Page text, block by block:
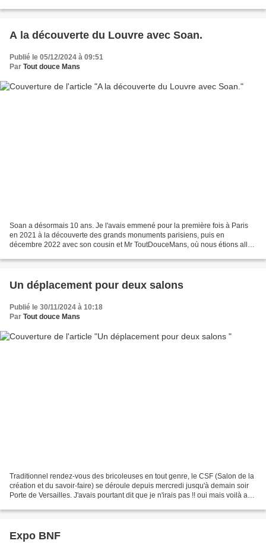
A la découverte du Louvre avec Soan.
Publié le 05/12/2024 à 09:51
Par Tout douce Mans
Soan a désormais 10 ans. Je l'avais emmené pour la première fois à Paris
en 2021 à la découverte des grands monuments parisiens, puis en
décembre 2022 avec son cousin et Mr ToutDouceMans, où nous étions allé
Un déplacement pour deux salons
Publié le 30/11/2024 à 10:18
Par Tout douce Mans
Traditionnel rendez-vous des bricoleuses en tout genre, le CSF (Salon de la
création et du savoir-faire) se déroule depuis mercredi jusqu'à demain soir
Porte de Versailles. J'avais pourtant dit que je n'irais pas !! oui mais voilà au
Expo BNF